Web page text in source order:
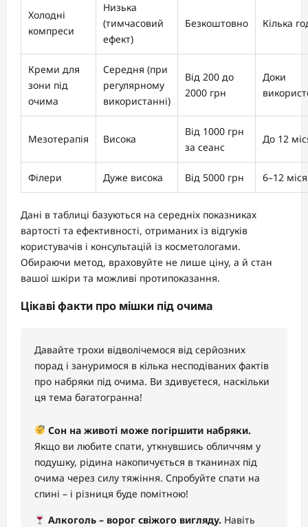
Холодні
компреси
Низька
(тимчасовий
ефект)
Безкоштовно Кілька
Креми для
зони під
очима
Середня (при
регулярному
використанні)
Від 200 до
2000 грн
Доки
Мезотерапія Висока
Від 1000 грн
за сеанс
До 12
Філери Дуже висока Від 5000 грн 6–12
Дані в таблиці базуються на середніх показниках
вартості та ефективності, отриманих із відгуків
користувачів і консультацій із косметологами.
Обираючи метод, враховуйте не лише ціну, а й стан
вашої шкіри та можливі протипоказання.
Цікаві факти про мішки під очима
Давайте трохи відволічемося від серйозних
порад і зануримося в кілька несподіваних фактів
про набряки під очима. Ви здивуєтеся, наскільки
ця тема багатогранна!
Сон на животі може погіршити набряки.
Якщо ви любите спати, уткнувшись обличчям у
подушку, рідина накопичується в тканинах під
очима через силу тяжіння. Спробуйте спати на
спині – і різниця буде помітною!
Алкоголь – ворог свіжого вигляду. Навіть